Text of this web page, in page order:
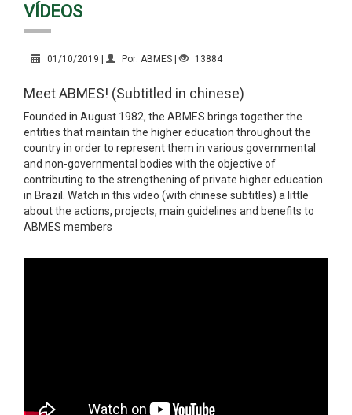
VÍDEOS
01/10/2019 | Por: ABMES | 13884
Meet ABMES! (Subtitled in chinese)
Founded in August 1982, the ABMES brings together the
entities that maintain the higher education throughout the
country in order to represent them in various governmental
and non-governmental bodies with the objective of
contributing to the strengthening of private higher education
in Brazil. Watch in this video (with chinese subtitles) a little
about the actions, projects, main guidelines and benefits to
ABMES members